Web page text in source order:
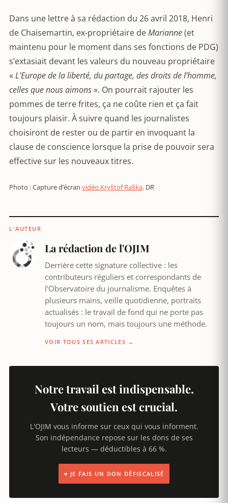
Dans une lettre à sa rédaction du 26 avril 2018, Henri
de Chaisemartin, ex-propriétaire deMarianne(et
maintenu pour le moment dans ses fonctions de PDG)
s’extasiait devant les valeurs du nouveau propriétaire
« L’Europe de la liberté, du partage, des droits de l’homme,
celles que nous aimons». On pourrait rajouter les
pommes de terre frites, ça ne coûte rien et ça fait
toujours plaisir. À suivre quand les journalistes
choisiront de rester ou de partir en invoquant la
clause de conscience lorsque la prise de pouvoir sera
effective sur les nouveaux titres.
Photo : Capture d’écran vidéo Kryštof Raška. DR
L'AUTEUR
La rédaction de l'OJIM
Derrière cette signature collective : les
contributeurs réguliers et correspondants de
l'Observatoire du journalisme. Enquêtes à
plusieurs mains, veille quotidienne, portraits
actualisés : le travail de fond qui ne porte pas
toujours un nom, mais toujours une méthode.
VOIR TOUS SES ARTICLES →
Notre travail est indispensable.
Votre soutien est crucial.
L'OJIM vous informe sur ceux qui vous informent.
Son indépendance repose sur les dons de ses
lecteurs — déductibles à 66 %.
♥ JE FAIS UN DON DÉFISCALISÉ